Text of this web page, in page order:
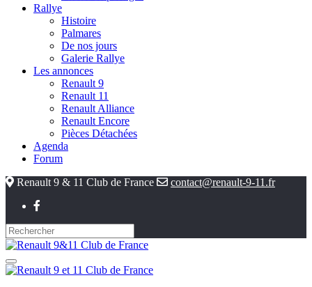
Rallye
Histoire
Palmares
De nos jours
Galerie Rallye
Les annonces
Renault 9
Renault 11
Renault Alliance
Renault Encore
Pièces Détachées
Agenda
Forum
Renault 9 & 11 Club de France
contact@renault-9-11.fr